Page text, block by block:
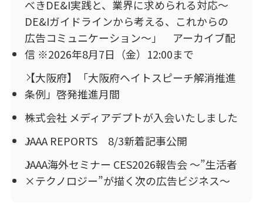
べきDE&I実践と、業界に求められる対応～
DE&Iガイドラインから考える、これからの
広告コミュニケーション～」 アーカイブ配
信 ※2026年8月7日（金）12:00まで
【大阪府】「大阪府ヘイトスピーチ解消推進
条例」啓発推進月間
株式会社 メディアデプトが入会いたしました
JAAA REPORTS 8/3新着記事公開
JAAA海外セミナー CES2026報告会 ～”生活者
×テクノロジー”が描く次の広告ビジネス～